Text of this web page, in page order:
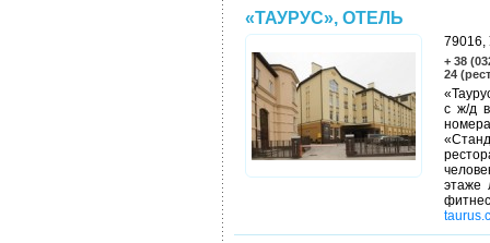
«ТАУРУС», ОТЕЛЬ
79016,
+ 38
24
с ж/д
этаже